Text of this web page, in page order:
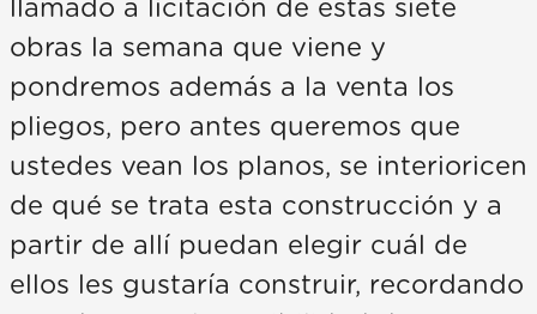
llamado a licitación de estas siete
obras la semana que viene y
pondremos además a la venta los
pliegos, pero antes queremos que
ustedes vean los planos, se interioricen
de qué se trata esta construcción y a
partir de allí puedan elegir cuál de
ellos les gustaría construir, recordando